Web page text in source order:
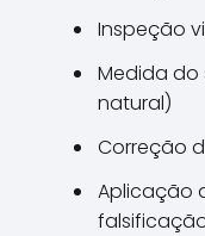
Inspeção
Medida do
natural)
Correção
Aplicação